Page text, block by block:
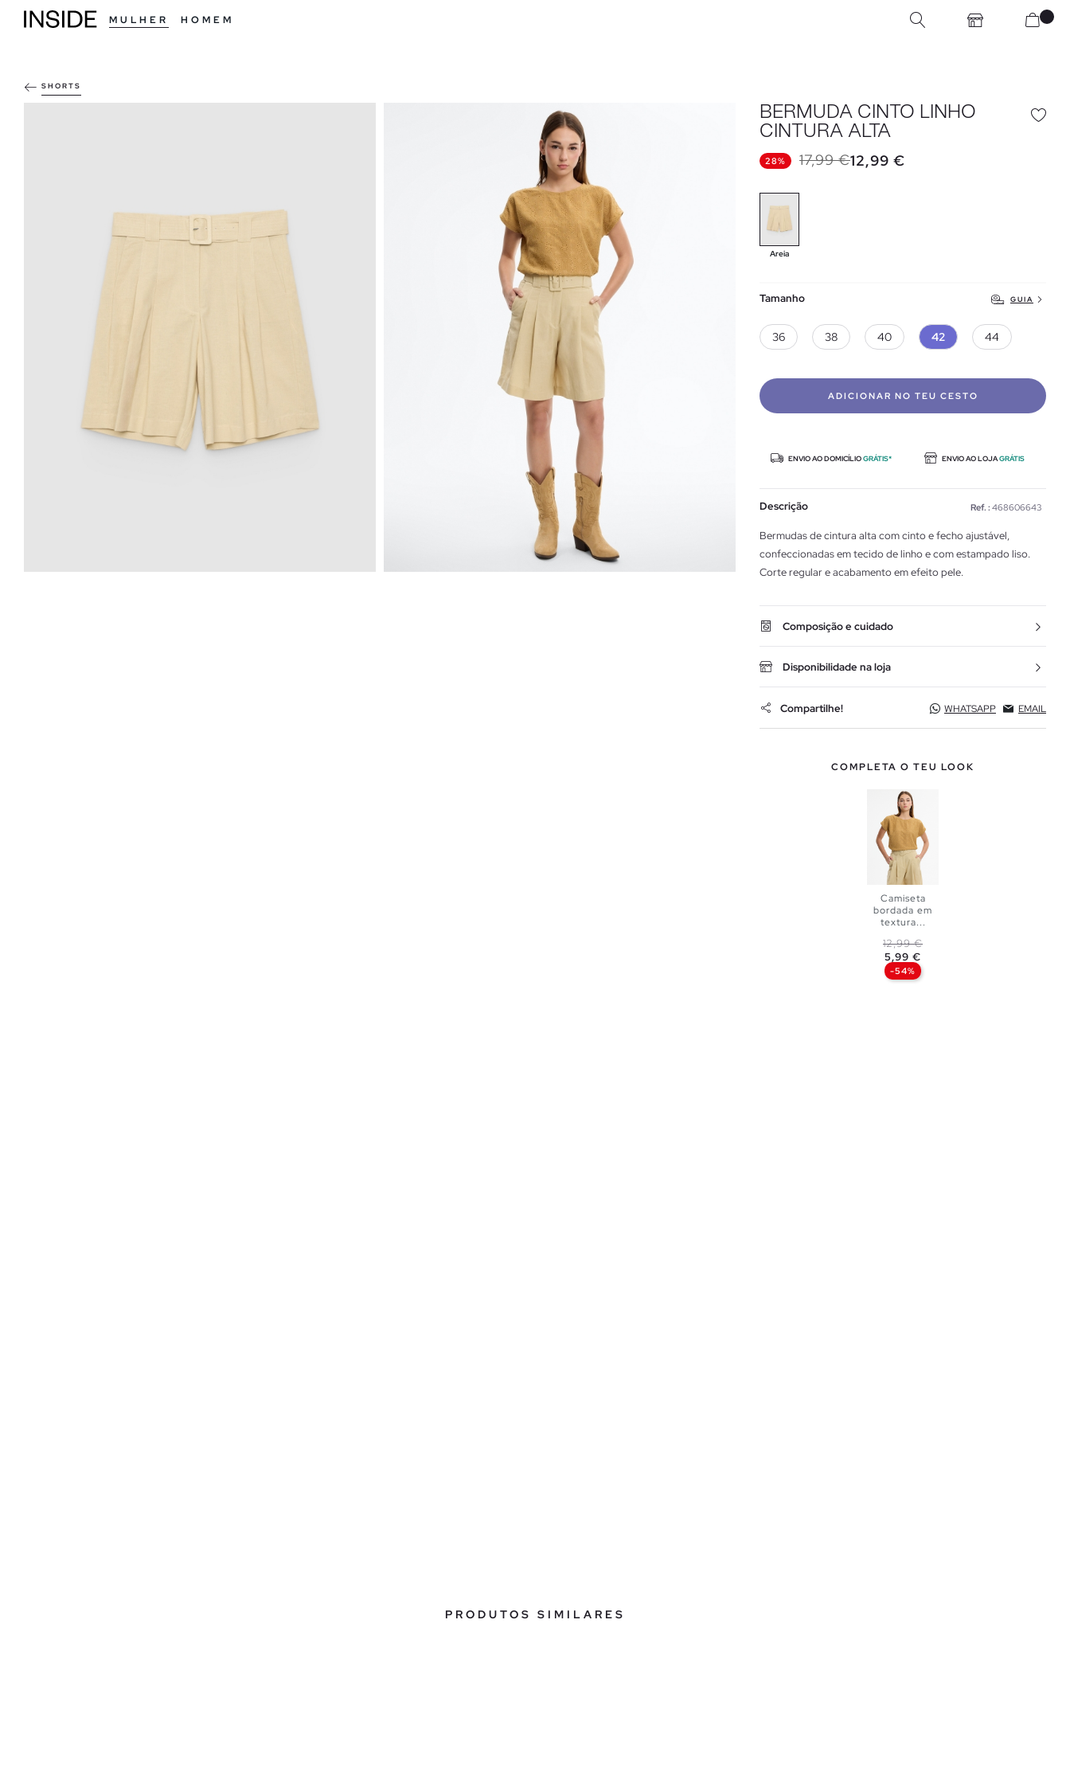
MULHER HOMEM
SHORTS
BERMUDA CINTO LINHO
CINTURA ALTA
28% 17,99 €12,99 €
Areia
Tamanho GUIA
36 38 40 42 44
ADICIONAR NO TEU CESTO
ENVIO AO DOMICÍLIOGRÁTIS* ENVIO AO LOJAGRÁTIS
Descrição Ref. : 468606643
Bermudas de cintura alta com cinto e fecho ajustável,
confeccionadas em tecido de linho e com estampado liso.
Corte regular e acabamento em efeito pele.
Composição e cuidado
Disponibilidade na loja
Compartilhe! WHATSAPP EMAIL
COMPLETA O TEU LOOK
XS
S
ADICIONAR
NO TEU
CESTO
Camiseta
bordada em
textura...
Preço normal
12,99 €Preço
5,99 €
-54%
PRODUTOS SIMILARES